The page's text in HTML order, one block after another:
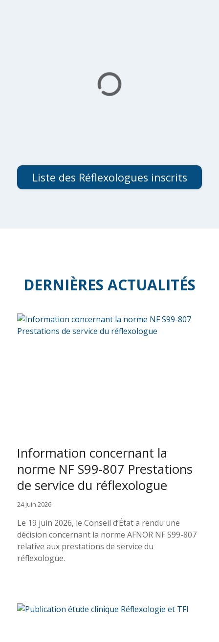
Liste des Réflexologues inscrits
DERNIÈRES ACTUALITÉS
Information concernant la
norme NF S99-807 Prestations
de service du réflexologue
24 juin 2026
Le 19 juin 2026, le Conseil d’État a rendu une
décision concernant la norme AFNOR NF S99-807
relative aux prestations de service du
réflexologue.